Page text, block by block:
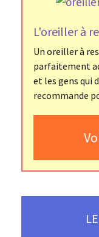
L'oreiller à
Un oreiller à
parfaitement
et les gens qui
recommande